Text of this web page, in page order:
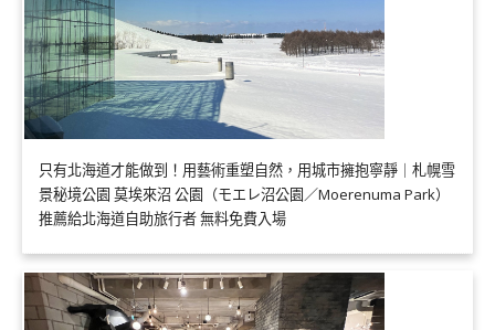
只有北海道才能做到！用藝術重塑自然，用城市擁抱寧靜｜札幌雪
景秘境公園 莫埃來沼 公園（モエレ沼公園／Moerenuma Park）
推薦給北海道自助旅行者 無料免費入場